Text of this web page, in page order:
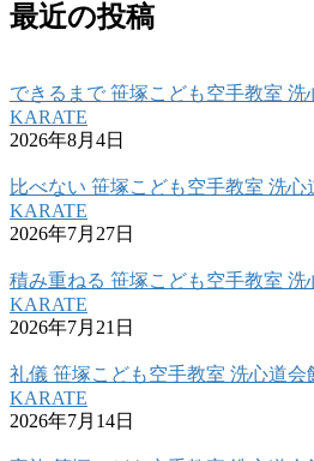
最近の投稿
できるまで 笹塚こども空手教室
KARATE
2026年8月4日
比べない 笹塚こども空手教室 洗
KARATE
2026年7月27日
積み重ねる 笹塚こども空手教室
KARATE
2026年7月21日
礼儀 笹塚こども空手教室 洗心道会
KARATE
2026年7月14日